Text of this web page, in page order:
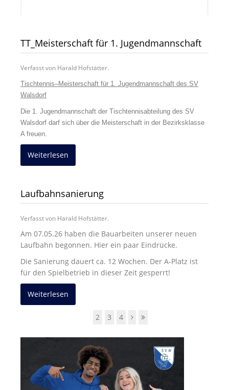
TT_Meisterschaft für 1. Jugendmannschaft
Verfasst von Harald Hofstätter.
Tischtennis–Meisterschaft für 1. Jugendmannschaft des SV
Walsdorf
Die 1. Jugendmannschaft der Tischtennisabteilung des SV
Walsdorf darf sich über die Meisterschaft in der Bezirksklasse
A freuen.
Weiterlesen
Laufbahnsanierung
Verfasst von Harald Hofstätter.
Am 07.05.26 haben die Bauarbeiten unserer neuen
Laufbahn begonnen. Hier ein paar Eindrücke.
Die Sanierung dauert ca. 12 Wochen. Der A-Platz ist
für den Spielbetrieb in dieser Zeit gesperrt!
Weiterlesen
2 3 4